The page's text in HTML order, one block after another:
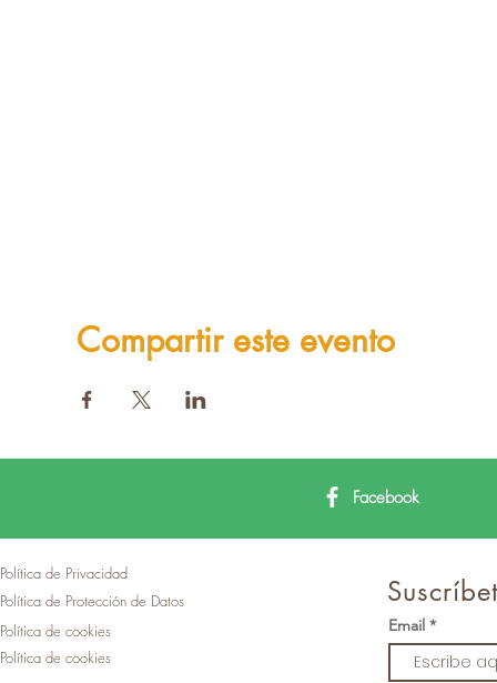
Compartir este evento
Facebook
Política de Privacidad
Política de Protección de Datos
Política de cookies
Política de cookies
Email